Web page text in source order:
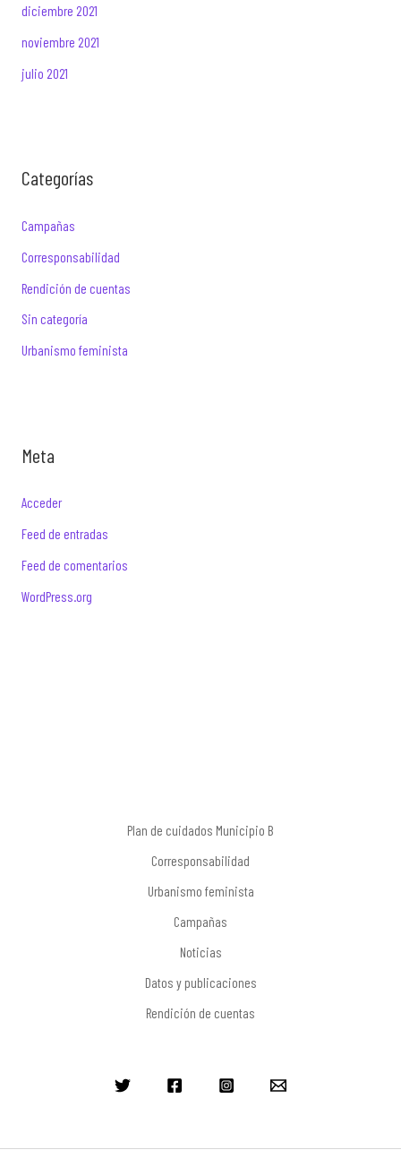
diciembre 2021
noviembre 2021
julio 2021
Categorías
Campañas
Corresponsabilidad
Rendición de cuentas
Sin categoría
Urbanismo feminista
Meta
Acceder
Feed de entradas
Feed de comentarios
WordPress.org
Plan de cuidados Municipio B
Corresponsabilidad
Urbanismo feminista
Campañas
Noticias
Datos y publicaciones
Rendición de cuentas